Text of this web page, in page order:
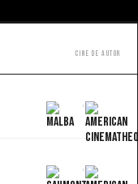
Cine de autor
×
×